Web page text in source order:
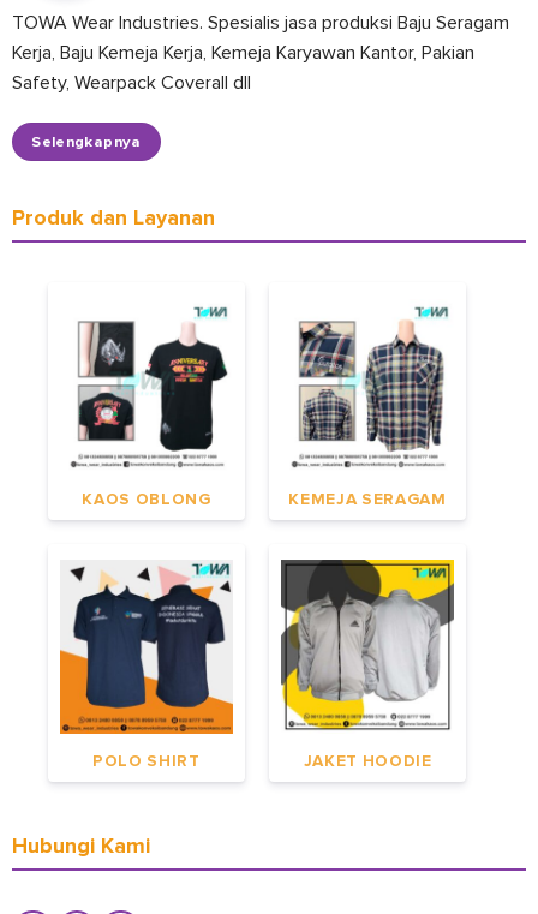
TOWA Wear Industries. Spesialis jasa produksi Baju Seragam
Kerja, Baju Kemeja Kerja, Kemeja Karyawan Kantor, Pakian
Safety, Wearpack Coverall dll
Selengkapnya
Produk dan Layanan
KAOS OBLONG KEMEJA SERAGAM
POLO SHIRT JAKET HOODIE
Hubungi Kami